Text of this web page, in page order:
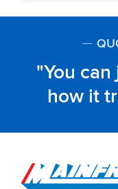
You
how it
Go to Home